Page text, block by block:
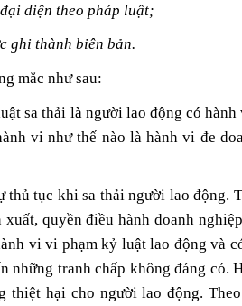
diện theo pháp luật;
ghi thành biên bản.
mắc như sau:
sa thải là người lao động có hành
vi như thế nào là hành vi đe
thủ tục khi sa thải người lao động.
quyền điều hành doanh
vi vi phạm kỷ luật lao động và
những tranh chấp không đáng
thiệt hại cho người lao động.